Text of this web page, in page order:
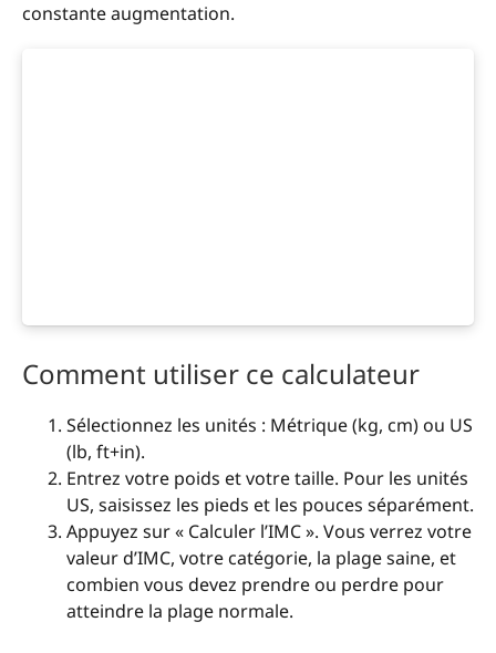
constante augmentation.
Comment utiliser ce calculateur
Sélectionnez les unités : Métrique (kg, cm) ou US
(lb, ft+in).
Entrez votre poids et votre taille. Pour les unités
US, saisissez les pieds et les pouces séparément.
Appuyez sur « Calculer l’IMC ». Vous verrez votre
valeur d’IMC, votre catégorie, la plage saine, et
combien vous devez prendre ou perdre pour
atteindre la plage normale.